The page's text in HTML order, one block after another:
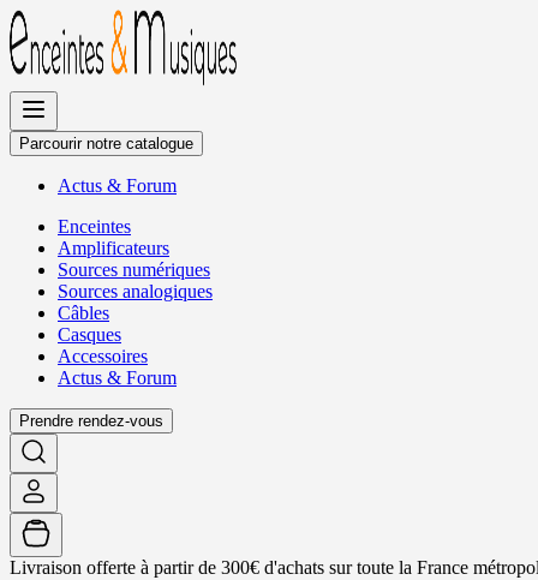
Allez
au
contenu
Parcourir notre catalogue
Actus & Forum
Enceintes
Amplificateurs
Sources numériques
Sources analogiques
Câbles
Casques
Accessoires
Actus & Forum
Prendre rendez-vous
Livraison offerte à partir de 300€ d'achats sur toute la France